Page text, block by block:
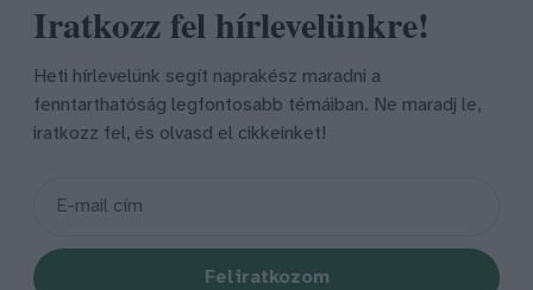
Iratkozz fel hírlevelünkre!
Heti hírlevelünk segít naprakész maradni a
fenntarthatóság legfontosabb témáiban. Ne maradj le,
iratkozz fel, és olvasd el cikkeinket!
Feliratkozom